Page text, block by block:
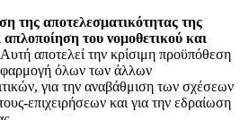
της αποτελεσματικότητας της
του νομοθετικού και
αποτελεί την κρίσιμη προϋπόθεση
όλων των άλλων
για την αναβάθμιση των σχέσεων
επιχειρήσεων και για την εδραίωση